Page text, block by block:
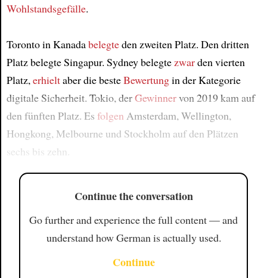
Wohlstandsgefälle.
Toronto in Kanadabelegteden zweiten Platz. Den dritten
Platz belegte Singapur. Sydney belegte zwarden vierten
Platz, erhieltaber die besteBewertungin der Kategorie
digitale Sicherheit. Tokio, derGewinnervon 2019 kam auf
den fünften Platz. Es folgen Amsterdam, Wellington,
Hongkong, Melbourne und Stockholm auf den Plätzen
sechs bis zehn.
Continue the conversation
Go further and experience the full content — and
understand how German is actually used.
Continue